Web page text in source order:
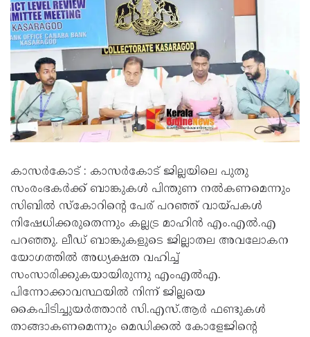
കാസർകോട് : കാസർകോട് ജില്ലയിലെ പുതു
സംരംഭകർക്ക് ബാങ്കുകൾ പിന്തുണ നൽകണമെന്നും
സിബിൽ സ്‌കോറിന്റെ പേര് പറഞ്ഞ് വായ്പകൾ
നിഷേധിക്കരുതെന്നും കല്ലട്ര മാഹിൻ എം.എൽ.എ
പറഞ്ഞു. ലീഡ് ബാങ്കുകളുടെ ജില്ലാതല അവലോകന
യോഗത്തിൽ അധ്യക്ഷത വഹിച്ച്
സംസാരിക്കുകയായിരുന്നു എംഎൽഎ.
പിന്നോക്കാവസ്ഥയിൽ നിന്ന് ജില്ലയെ
കൈപിടിച്ചുയർത്താൻ സി.എസ്.ആർ ഫണ്ടുകൾ
താങ്ങാകണമെന്നും മെഡിക്കൽ കോളേജിന്റെ